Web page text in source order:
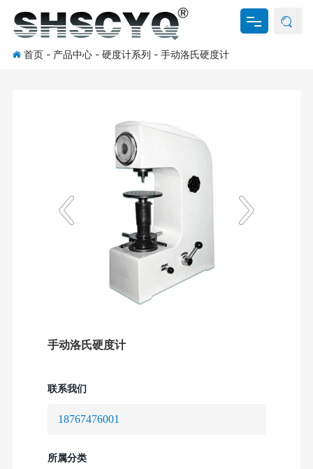
网站首页
首页 - 产品中心 - 硬度计系列 - 手动洛氏硬度计
手动洛氏硬度计
联系我们
18767476001
所属分类